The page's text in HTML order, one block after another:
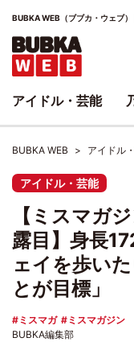
BUBKA WEB（ブブカ・ウェブ
BUBKA WEB アイドル
アイドル・芸能
【ミスマガ
露目】身長
ェイを歩い
とが目標」
ミスマガ
ミスマガジン
BUBKA編集部
アイドル・芸能